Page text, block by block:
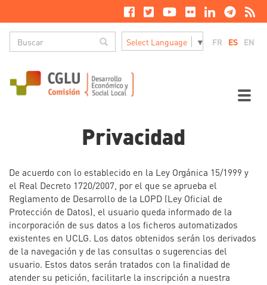
principal
Buscar Select Language ▼ FR ES EN
Privacidad
De acuerdo con lo establecido en la Ley Orgánica 15/1999 y
el Real Decreto 1720/2007, por el que se aprueba el
Reglamento de Desarrollo de la LOPD (Ley Oficial de
Protección de Datos), el usuario queda informado de la
incorporación de sus datos a los ficheros automatizados
existentes en UCLG. Los datos obtenidos serán los derivados
de la navegación y de las consultas o sugerencias del
usuario. Estos datos serán tratados con la finalidad de
atender su petición, facilitarle la inscripción a nuestra